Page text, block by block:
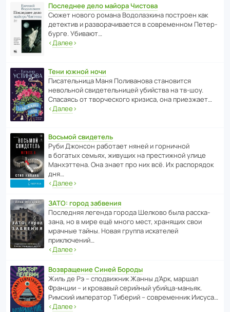
Последнее дело майора Чистова
Сюжет нового романа Водо­ла­з­кина пост­роен как
дете­ктив и разво­ра­чи­ва­ется в совре­менном Пете­р­
бурге. Убивают…
‹Далее›
Тени южной ночи
Писа­тель­ница Маня Поли­ва­нова стано­вится
невольной свиде­тель­ницей убийства на тв-шоу.
Спасаясь от твор­че­с­кого кризиса, она приезжает…
‹Далее›
Восьмой свидетель
Руби Джонсон рабо­тает няней и горни­чной
в богатых семьях, живущих на прес­ти­жной улице
Манх­эт­тена. Она знает про них всё. Их распо­рядок
дня…
‹Далее›
ЗАТО: город забвения
После­дняя легенда города Шелково была расска­
зана, но в мире ещё много мест, хранящих свои
мрачные тайны. Новая группа иска­телей
приключений…
‹Далее›
Возвращение Синей Бороды
Жиль де Рэ – спод­ви­жник Жанны д’Арк, маршал
Франции – и кровавый серийный убийца-маньяк.
Римский импе­ратор Тиберий – совре­менник Иисуса…
‹Далее›